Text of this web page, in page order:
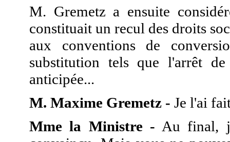
M. Gremetz a ensuite
constituait un recul des droits
aux conventions de
substitution tels que l'arrêt
anticipée...
M. Maxime Gremetz - Je l'ai
Mme la Ministre - Au final,